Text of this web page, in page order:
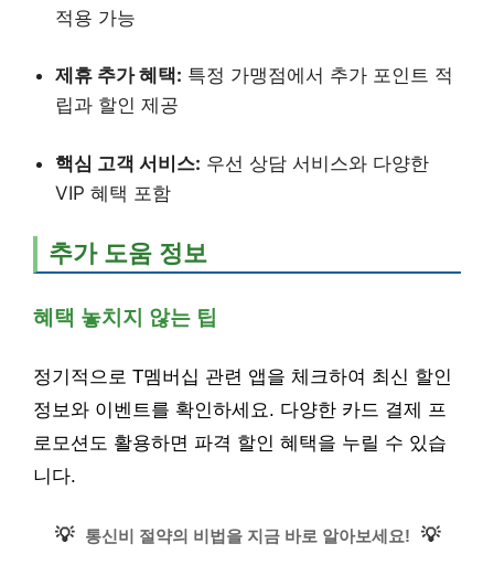
적용 가능
제휴 추가 혜택: 특정 가맹점에서 추가 포인트 적
립과 할인 제공
핵심 고객 서비스: 우선 상담 서비스와 다양한
VIP 혜택 포함
추가 도움 정보
혜택 놓치지 않는 팁
정기적으로 T멤버십 관련 앱을 체크하여 최신 할인
정보와 이벤트를 확인하세요. 다양한 카드 결제 프
로모션도 활용하면 파격 할인 혜택을 누릴 수 있습
니다.
💡 통신비 절약의 비법을 지금 바로 알아보세요! 💡